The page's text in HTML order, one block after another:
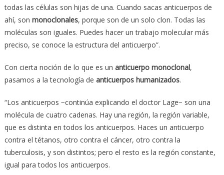
todas las células son hijas de una. Cuando sacas anticuerpos de
ahí, son monoclonales, porque son de un solo clon. Todas las
moléculas son iguales. Puedes hacer un trabajo molecular más
preciso, se conoce la estructura del anticuerpo”.
Con cierta noción de lo que es un anticuerpo monoclonal,
pasamos a la tecnología de anticuerpos humanizados.
“Los anticuerpos −continúa explicando el doctor Lage− son una
molécula de cuatro cadenas. Hay una región, la región variable,
que es distinta en todos los anticuerpos. Haces un anticuerpo
contra el tétanos, otro contra el cáncer, otro contra la
tuberculosis, y son distintos; pero el resto es la región constante,
igual para todos los anticuerpos.